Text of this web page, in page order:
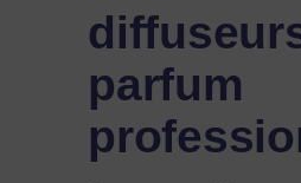
parfum